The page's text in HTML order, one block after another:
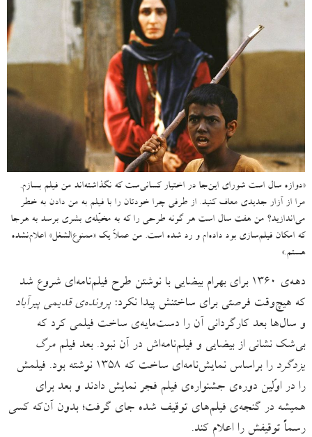
«دوازه سال است شورای این‌جا در اختیار کسانی‌ست که نگذاشته‌اند من فیلم بسازم.
مرا از آزار جدیدی معاف کنید. از طرفی چرا خودتان را با فیلم به من دادن به خطر
می‌اندازید؟ من هفت سال است هر گونه طرحی را که به مخیّله‌ی بشری برسد به هرجا
که امکان فیلم‌سازی بود داده‌ام و رد شده است. من عملاً یک «ممنوع‌الشغل» اعلام‌نشده
هستم.»
دهه‌ی ۱۳۶۰ برای بهرام بیضایی با نوشتن طرح فیلم‌نامه‌ای شروع شد
که هیچ‌وقت فرصتی برای ساختنش پیدا نکرد: پرونده‌ی قدیمی پیرآباد
و سال‌ها بعد کارگردانی آن‌ را دست‌مایه‌ی ساخت فیلمی کرد که
بی‌شک نشانی از بیضایی و فیلم‌نامه‌اش در آن نبود. بعد فیلممرگ
یزدگرد
را براساس نمایش‌نامه‌ای ساخت که ۱۳۵۸ نوشته بود. فیلمش
را در اوّلین دوره‌ی جشنواره‌ی فیلم فجر نمایش دادند و بعد برای
همیشه در گنجه‌ی فیلم‌های توقیف ‌شده جای گرفت؛ بدون آن‌که کسی
رسماً توقیفش را اعلام کند.